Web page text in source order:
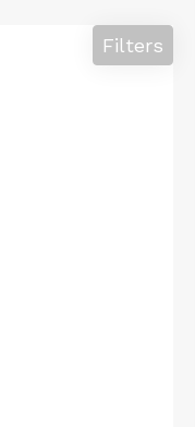
Filters